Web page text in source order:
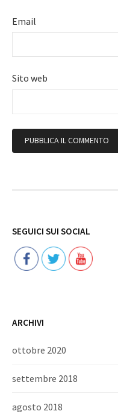
Email
Sito web
SEGUICI SUI SOCIAL
ARCHIVI
ottobre 2020
settembre 2018
agosto 2018